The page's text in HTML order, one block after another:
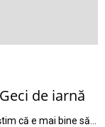
de iarnă
că e mai bine să…